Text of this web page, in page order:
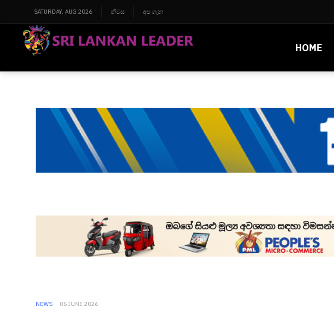
SATURDAY, AUG 2026 නිවස අප ගැන
HOME
NEWS 06 JUNE 2026